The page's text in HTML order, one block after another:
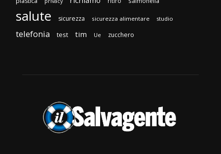
salute sicurezza sicurezza alimentare studio
telefonia test tim Ue zucchero